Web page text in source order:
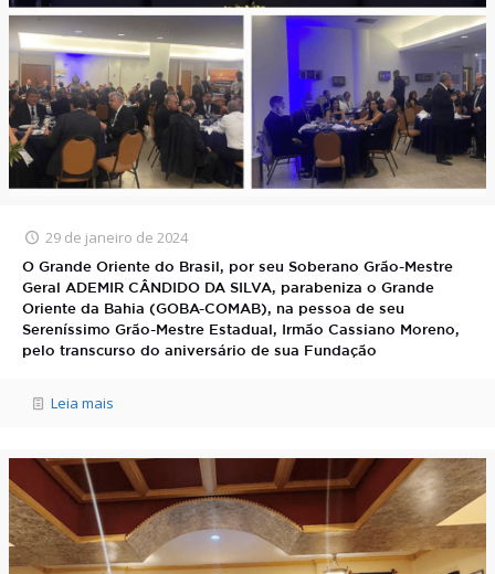
29 de janeiro de 2024
O Grande Oriente do Brasil, por seu Soberano Grão-Mestre
Geral ADEMIR CÂNDIDO DA SILVA, parabeniza o Grande
Oriente da Bahia (GOBA-COMAB), na pessoa de seu
Sereníssimo Grão-Mestre Estadual, Irmão Cassiano Moreno,
pelo transcurso do aniversário de sua Fundação
Leia mais